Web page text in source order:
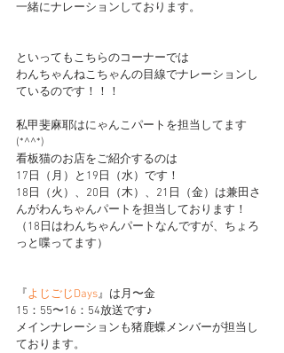
一緒にナレーションしております。
といってもこちらのコーナーでは
わんちゃんねこちゃんの目線でナレーションし
ているのです！！！
私甲斐麻耶はにゃんこパートを担当してます
(*^^*)
看板猫のお店をご紹介するのは
17日（月）と19日（水）です！
18日（火）、20日（木）、21日（金）は兼田さ
んがわんちゃんパートを担当しております！
（18日はわんちゃんパートなんですが、ちょろ
っと喋ってます）
『 よじごじDays』は月〜金
15：55〜16：54放送です♪
メインナレーションも猪鹿蝶メンバーが担当し
ております。